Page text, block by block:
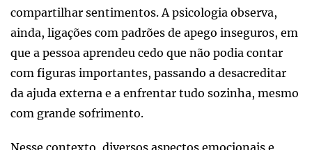
compartilhar sentimentos. A psicologia observa,
ainda, ligações com padrões de apego inseguros, em
que a pessoa aprendeu cedo que não podia contar
com figuras importantes, passando a desacreditar
da ajuda externa e a enfrentar tudo sozinha, mesmo
com grande sofrimento.
Nesse contexto, diversos aspectos emocionais e